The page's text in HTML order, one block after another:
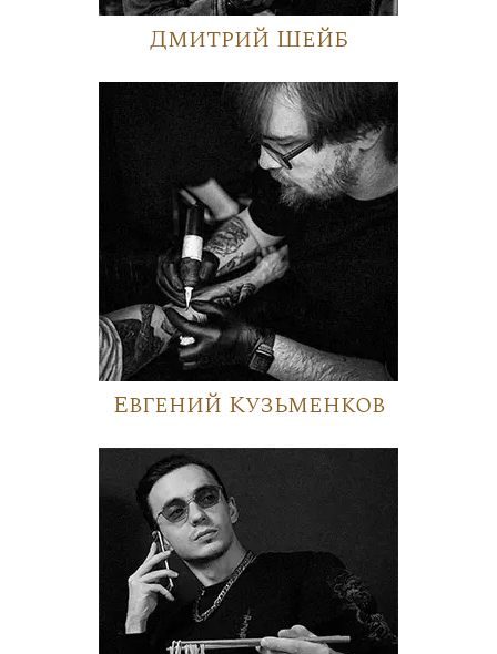
Дмитрий Шейб
Евгений Кузьменков